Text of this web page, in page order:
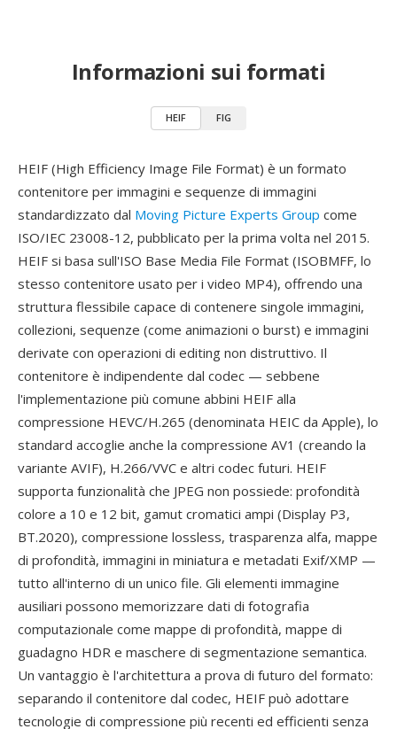
Informazioni sui formati
HEIF FIG
HEIF (High Efficiency Image File Format) è un formato
contenitore per immagini e sequenze di immagini
standardizzato dal Moving Picture Experts Group come
ISO/IEC 23008-12, pubblicato per la prima volta nel 2015.
HEIF si basa sull'ISO Base Media File Format (ISOBMFF, lo
stesso contenitore usato per i video MP4), offrendo una
struttura flessibile capace di contenere singole immagini,
collezioni, sequenze (come animazioni o burst) e immagini
derivate con operazioni di editing non distruttivo. Il
contenitore è indipendente dal codec — sebbene
l'implementazione più comune abbini HEIF alla
compressione HEVC/H.265 (denominata HEIC da Apple), lo
standard accoglie anche la compressione AV1 (creando la
variante AVIF), H.266/VVC e altri codec futuri. HEIF
supporta funzionalità che JPEG non possiede: profondità
colore a 10 e 12 bit, gamut cromatici ampi (Display P3,
BT.2020), compressione lossless, trasparenza alfa, mappe
di profondità, immagini in miniatura e metadati Exif/XMP —
tutto all'interno di un unico file. Gli elementi immagine
ausiliari possono memorizzare dati di fotografia
computazionale come mappe di profondità, mappe di
guadagno HDR e maschere di segmentazione semantica.
Un vantaggio è l'architettura a prova di futuro del formato:
separando il contenitore dal codec, HEIF può adottare
tecnologie di compressione più recenti ed efficienti senza